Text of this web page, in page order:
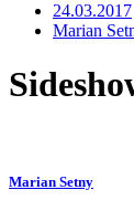
24.03.2017
Marian
Marian Setny